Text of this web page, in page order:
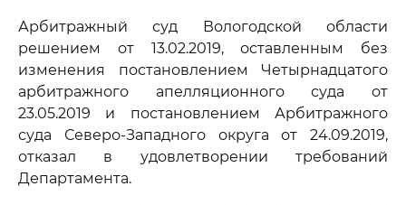
Арбитражный суд Вологодской области
решением от 13.02.2019, оставленным без
изменения постановлением Четырнадцатого
арбитражного апелляционного суда от
23.05.2019 и постановлением Арбитражного
суда Северо-Западного округа от 24.09.2019,
отказал в удовлетворении требований
Департамента.